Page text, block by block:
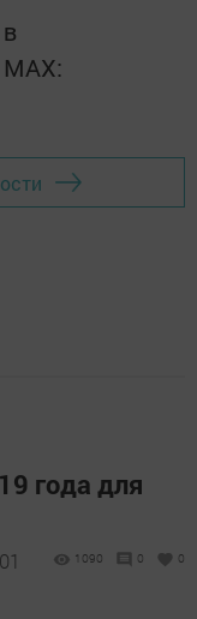
года для
1090 0 0